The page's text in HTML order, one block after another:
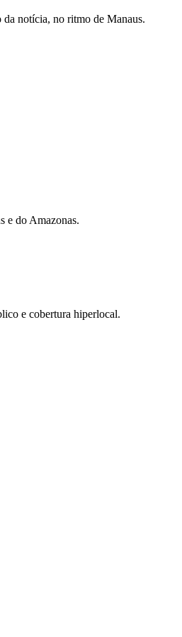
da notícia, no ritmo de Manaus.
e do Amazonas.
e cobertura hiperlocal.